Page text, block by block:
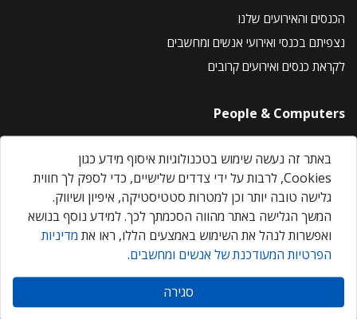
הכנסים והאירועים שלנו
נצפיתם בכנסי ואירועי אנשים ומחשבים
לקראת כנסים ואירועים קרובים
People & Computers
About Us
Privacy Policy
Contact Us
Our Events
אנשים ומחשבים © 2026 – כל הזכויות שמורות
באתר זה נעשה שימוש בטכנולוגיות איסוף מידע כגון
Cookies, לרבות על ידי צדדים שלישיים, כדי לספק לך חווית
גלישה טובה יותר וכן למטרות סטטיסטיקה, איפיון ושיווק.
המשך הגלישה באתר מהווה הסכמתך לכך. למידע נוסף בנושא
ואפשרות לנהל את השימוש באמצעים הללו, ראו את מדיניות
הפרטיות המעודכנת של אנשים ומחשבים.
סגירה